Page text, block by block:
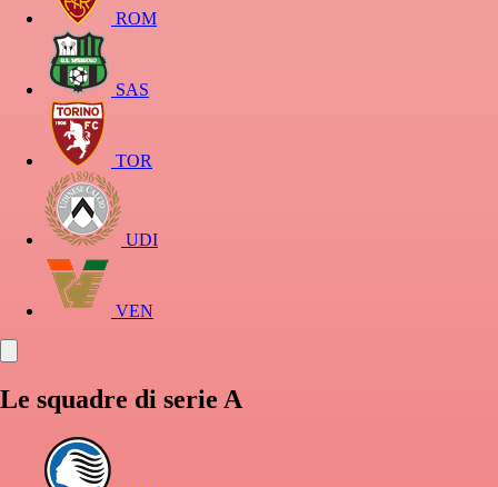
ROM
SAS
TOR
UDI
VEN
Le squadre di serie A